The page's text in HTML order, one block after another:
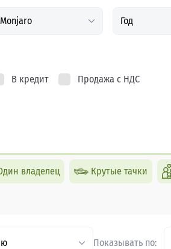
Monjaro Год
В кредит Продажа с НДС
владелец Крутые тачки
Показывать по: